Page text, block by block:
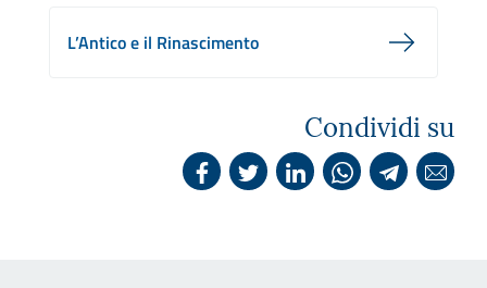
L’Antico e il Rinascimento
Condividi su